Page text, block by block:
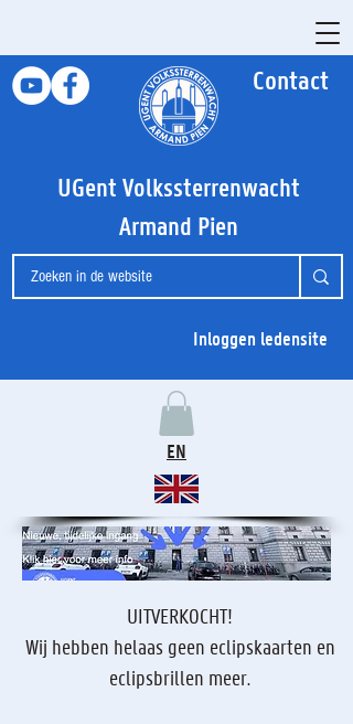
Contact
UGent Volkssterrenwacht
Armand Pien
Inloggen ledensite
EN
UITVERKOCHT!
Wij hebben helaas geen eclipskaarten en
eclipsbrillen meer.